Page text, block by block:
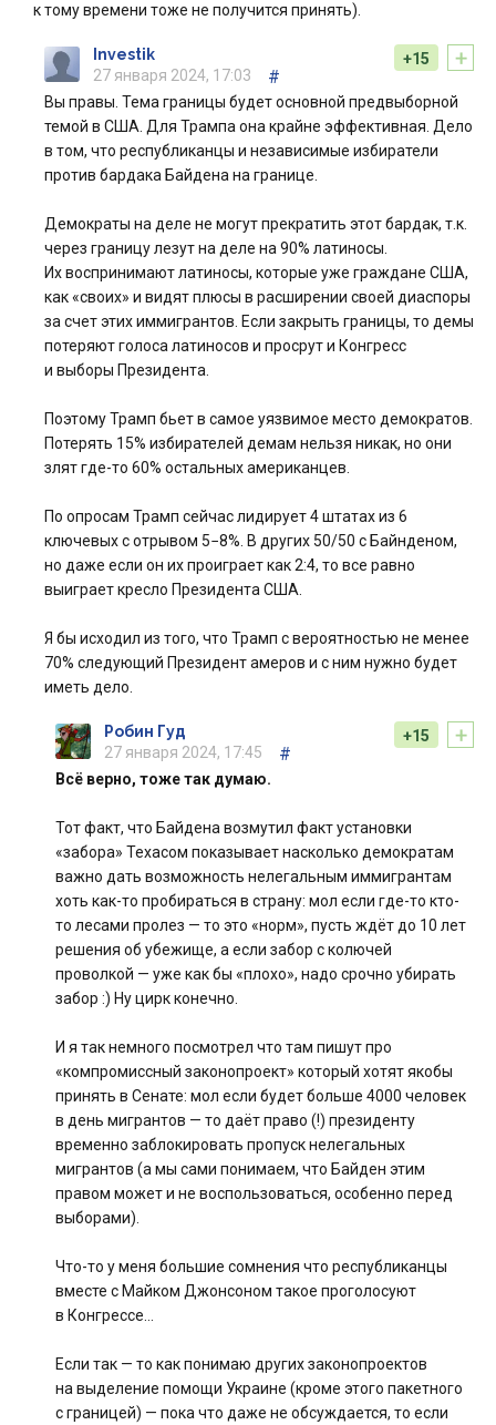
к тому времени тоже не получится принять).
+
+15
Investik
27 января 2024, 17:03
#
Вы правы. Тема границы будет основной предвыборной
темой в США. Для Трампа она крайне эффективная. Дело
в том, что республиканцы и независимые избиратели
против бардака Байдена на границе.
Демократы на деле не могут прекратить этот бардак, т.к.
через границу лезут на деле на 90% латиносы.
Их воспринимают латиносы, которые уже граждане США,
как «своих» и видят плюсы в расширении своей диаспоры
за счет этих иммигрантов. Если закрыть границы, то демы
потеряют голоса латиносов и просрут и Конгресс
и выборы Президента.
Поэтому Трамп бьет в самое уязвимое место демократов.
Потерять 15% избирателей демам нельзя никак, но они
злят где-то 60% остальных американцев.
По опросам Трамп сейчас лидирует 4 штатах из 6
ключевых с отрывом 5−8%. В других 50/50 с Байнденом,
но даже если он их проиграет как 2:4, то все равно
выиграет кресло Президента США.
Я бы исходил из того, что Трамп с вероятностью не менее
70% следующий Президент амеров и с ним нужно будет
иметь дело.
+
+15
Робин Гуд
27 января 2024, 17:45
#
Всё верно, тоже так думаю.
Тот факт, что Байдена возмутил факт установки
«забора» Техасом показывает насколько демократам
важно дать возможность нелегальным иммигрантам
хоть как-то пробираться в страну: мол если где-то кто-
то лесами пролез — то это «норм», пусть ждёт до 10 лет
решения об убежище, а если забор с колючей
проволкой — уже как бы «плохо», надо срочно убирать
забор :) Ну цирк конечно.
И я так немного посмотрел что там пишут про
«компромиссный законопроект» который хотят якобы
принять в Сенате: мол если будет больше 4000 человек
в день мигрантов — то даёт право (!) президенту
временно заблокировать пропуск нелегальных
мигрантов (а мы сами понимаем, что Байден этим
правом может и не воспользоваться, особенно перед
выборами).
Что-то у меня большие сомнения что республиканцы
вместе с Майком Джонсоном такое проголосуют
в Конгрессе…
Если так — то как понимаю других законопроектов
на выделение помощи Украине (кроме этого пакетного
с границей) — пока что даже не обсуждается, то если